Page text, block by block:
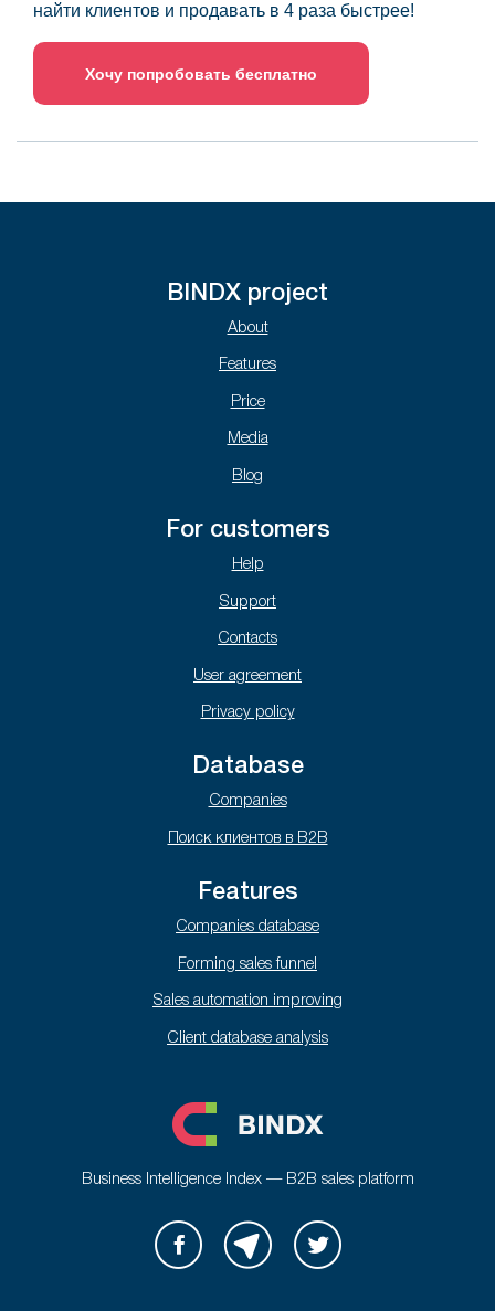
найти клиентов и продавать в 4 раза быстрее!
Хочу попробовать бесплатно
BINDX project
About
Features
Price
Media
Blog
For customers
Help
Support
Contacts
User agreement
Privacy policy
Database
Companies
Поиск клиентов в B2B
Features
Companies database
Forming sales funnel
Sales automation improving
Client database analysis
Business Intelligence Index — B2B sales platform